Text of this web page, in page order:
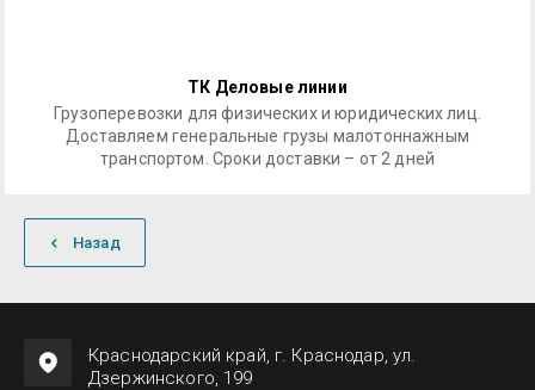
ТК Деловые линии
Грузоперевозки для физических и юридических лиц.
Доставляем генеральные грузы малотоннажным
транспортом. Сроки доставки – от 2 дней
Назад
Краснодарский край, г. Краснодар, ул.
Дзержинского, 199